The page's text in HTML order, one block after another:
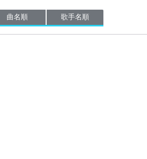
曲名順 歌手名順